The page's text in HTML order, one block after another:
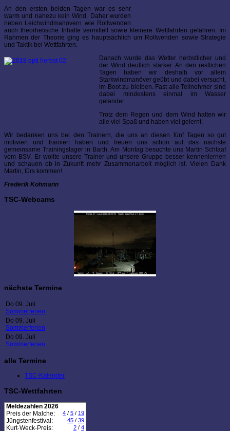
An den ersten beiden Tagen war es sehr
warm und nahezu kein Wind. Daher wurden
neben Leichwindmanövern wie Rollwenden
auch theorhetische Inhalte vermittelt sowie kleinere Wettfahrten gefahren. Im
Rahmen der Theorie ging es hauptsächlich um Rollwenden sowie Strategie
und Taktik bei Wettfahrten.
Danach wurde das Wetter herbstlicher und
der Wind deutlich stärker. An den restlichen
Tagen haben wir deshalb vor allem
Starkwindmanöver geübt und dabei versucht,
im Boot zu bleiben. Fast alle Teilnehmer sind
dabei mindestens einmal im Wasser
gelandet.
Trotz dem Regen und dem Wind hatten wir
alle viel Spaß und haben viel gelernt.
Wir bedanken uns bei den Trainern, die uns an diesen fünf Tagen so gut
motiviert und trainiert haben und freuen uns schon auf das nächste
gemeinsame Trainingslager in Barth. Am Montag besuchte uns Martin Schlaaf
vom BSV. Er wollte unsere Trainer und unsere Gruppe besser kennenlernen
und schauen ob in Zukunft mehr Zusammenarbeit möglich ist. Vielen Dank
Martin, fürs kommen!
Frederik Kohmann
TSC-Webcams
nächste Termine
Do 09. Juli
Sommerferien
Do 09. Juli
Sommerferien
Do 09. Juli
Sommerferien
alle Termine
TSC-Kalender
TSC-Wettfahrten
Meldezahlen 2026
Preis der Malche:
4 / 5 / 19
Jüngstenfestival: 45 / 39
Kurt-Weck-Preis: 2 / 4